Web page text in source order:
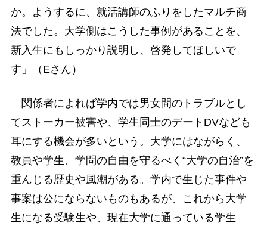
か。ようするに、就活講師のふりをしたマルチ商
法でした。大学側はこうした事例があることを、
新入生にもしっかり説明し、啓発してほしいで
す」（Eさん）
関係者によれば学内では男女間のトラブルとし
てストーカー被害や、学生同士のデートDVなども
耳にする機会が多いという。大学にはながらく、
教員や学生、学問の自由を守るべく“大学の自治”を
重んじる歴史や風潮がある。学内で生じた事件や
事案は公にならないものもあるが、これから大学
生になる受験生や、現在大学に通っている学生